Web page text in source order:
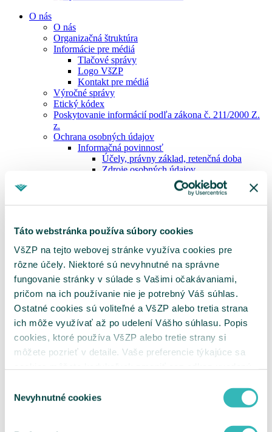
Táto webstránka používa súbory cookies
VšZP na tejto webovej stránke využíva cookies pre
rôzne účely. Niektoré sú nevyhnutné na správne
fungovanie stránky v súlade s Vašimi očakávaniami,
pričom na ich používanie nie je potrebný Váš súhlas.
Ostatné cookies sú voliteľné a VšZP alebo tretia strana
ich môže využívať až po udelení Vášho súhlasu. Popis
cookies, ktoré používa VšZP alebo tretie strany si
môžete pozrieť v detaile. Vaše preferencie týkajúce sa
súhlasu
Nevyhnutné cookies
O nás
O nás
Organizačná štruktúra
Informácie pre médiá
Tlačové správy
Logo VšZP
Kontakt pre médiá
Výročné správy
Etický kódex
Poskytovanie informácií podľa zákona č. 211/2000 Z.
z.
Ochrana osobných údajov
Informačná povinnosť
Účely, právny základ, retenčná doba
Zdroje osobných údajov
Prenos osobných údajov do tretích krajín
Informácie o spracúvaní osobných údajov
pri poskytovaní benefitov
Informácie o spracúvaní osobných údajov
dodávateľov tovarov a služieb
Informácie o spracúvaní osobných údajov
pri poskytovaní eSlužieb
Informácie o spracúvaní osobných údajov
cookies
Informácie o spracúvaní osobných údajov
pri nahrávaní telefonických hovorov
Informačná povinnosť – zamestnanci
Účely, právny základ, retenčná doba